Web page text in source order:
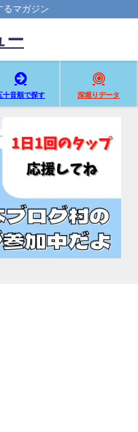
るマガジン
ー
十音順で探す 深堀りデータ